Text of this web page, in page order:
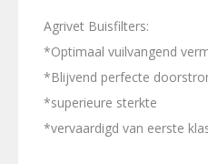
Agrivet Buisfilters:
*Optimaal vuilvangend
*Blijvend perfecte
*superieure sterkte
*vervaardigd van eerste